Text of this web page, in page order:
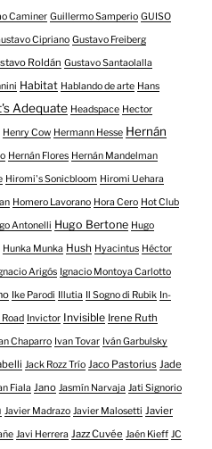
Caminer Guillermo Samperio GUISO
Cipriano Gustavo Freiberg
Roldán Gustavo Santaolalla
Habitat Hablando de arte Hans
Adequate Headspace Hector
Henry Cow Hermann Hesse Hernán
Hernán Flores Hernán Mandelman
Hiromi's Sonicbloom Hiromi Uehara
Homero Lavorano Hora Cero Hot Club
Antonelli Hugo Bertone Hugo
Hunka Munka Hush Hyacintus Héctor
Arigós Ignacio Montoya Carlotto
Ike Parodi Illutia Il Sogno di Rubik In-
Road Invictor Invisible Irene Ruth
Chaparro Ivan Tovar Iván Garbulsky
Jack Rozz Trío Jaco Pastorius Jade
Fiala Jano Jasmín Narvaja Jati Signorio
Javier Madrazo Javier Malosetti Javier
Javi Herrera Jazz Cuvée Jaén Kieff JC